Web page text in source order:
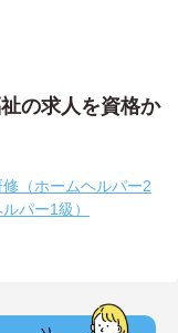
の求人を資格か
（ホームヘルパー2
パー1級）